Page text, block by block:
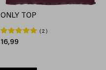
ONLY TOP
2
16,99